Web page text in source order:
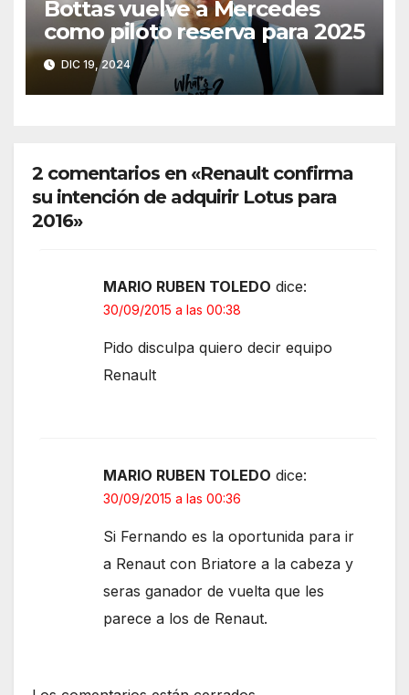
Bottas vuelve a Mercedes
como piloto reserva para 2025
DIC 19, 2024
2 comentarios en «Renault confirma
su intención de adquirir Lotus para
2016»
MARIO RUBEN TOLEDO dice:
30/09/2015 a las 00:38
Pido disculpa quiero decir equipo
Renault
MARIO RUBEN TOLEDO dice:
30/09/2015 a las 00:36
Si Fernando es la oportunida para ir
a Renaut con Briatore a la cabeza y
seras ganador de vuelta que les
parece a los de Renaut.